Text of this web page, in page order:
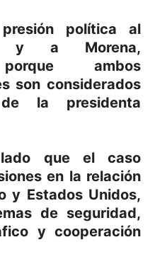
política al
y a Morena,
ambos
son considerados
la presidenta
que el caso
en la relación
y Estados Unidos,
de seguridad,
y cooperación